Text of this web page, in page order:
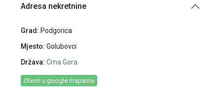
Adresa nekretnine
Grad: Podgorica
Mjesto: Golubovci
Država: Crna Gora
Otvori u google mapama